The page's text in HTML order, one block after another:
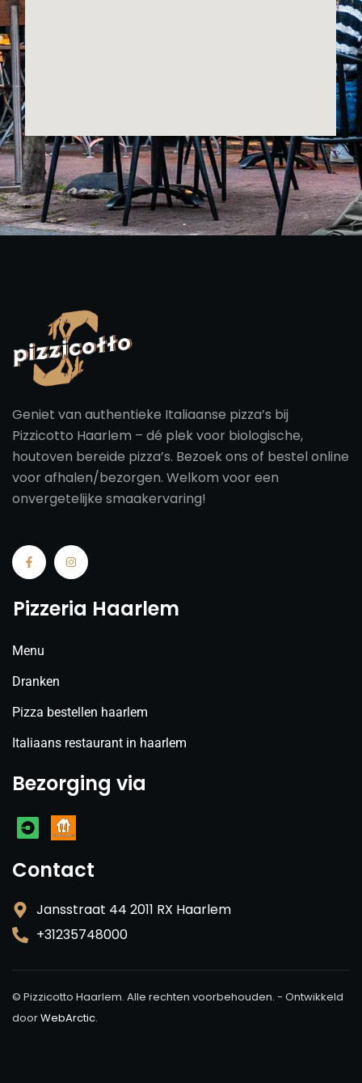
Geniet van authentieke Italiaanse pizza’s bij
Pizzicotto Haarlem – dé plek voor biologische,
houtoven bereide pizza’s. Bezoek ons of bestel online
voor afhalen/bezorgen. Welkom voor een
onvergetelijke smaakervaring!
Pizzeria Haarlem
Menu
Dranken
Pizza bestellen haarlem
Italiaans restaurant in haarlem
Bezorging via
Contact
Jansstraat 44 2011 RX Haarlem
+31235748000
© Pizzicotto Haarlem. Alle rechten voorbehouden. - Ontwikkeld
doorWebArctic.